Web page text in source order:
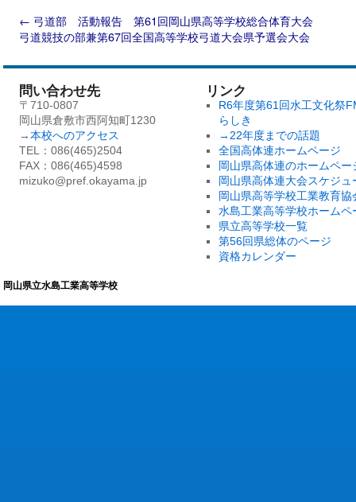
← 弓道部 活動報告 第61回岡山県高等学校総合体育大会
弓道競技の部兼第67回全国高等学校弓道大会県予選会大会
問い合わせ先
〒710-0807
岡山県倉敷市西阿知町1230
→本校へのアクセス
TEL：086(465)2504
FAX：086(465)4598
mizuko@pref.okayama.jp
リンク
R6年度第61回水工文化祭
らしき
→22年度までの話題
全国高体連ホームページ
岡山県高体連のホームペー
岡山県高体連大会スケジュ
岡山県高等学校工業教育協
水島工業高等学校ホームペ
県立高等学校一覧
第56回県総体のページ
資格カレンダー
岡山県立水島工業高等学校